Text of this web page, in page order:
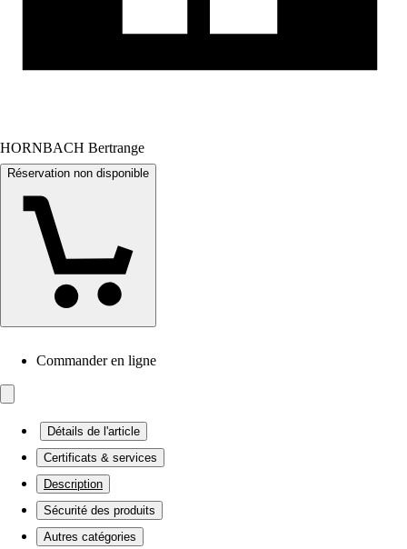
HORNBACH Bertrange
Réservation non disponible
Commander en ligne
Détails de l'article
Certificats & services
Description
Sécurité des produits
Autres catégories